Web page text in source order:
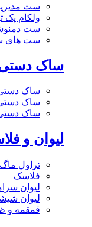
ست
ولکام پک
ست
ست های
ساک دستی
ساک
ساک
ساک
لیوان و
تراول ماگ
فلاسک
لیوان
لیوان
قمقمه و